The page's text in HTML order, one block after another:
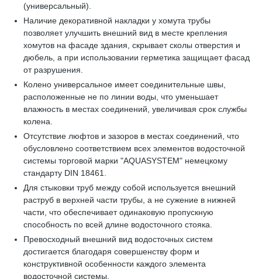
(универсальный).
Наличие декоративной накладки у хомута трубы
позволяет улучшить внешний вид в месте крепления
хомутов на фасаде здания, скрывает сколы отверстия и
дюбель, а при использовании герметика защищает фасад
от разрушения.
Колено универсальное имеет соединительные швы,
расположенные не по линии воды, что уменьшает
влажность в местах соединений, увеличивая срок службы
колена.
Отсутствие люфтов и зазоров в местах соединений, что
обусловлено соответствием всех элементов водосточной
системы торговой марки "AQUASYSTEM" немецкому
стандарту DIN 18461.
Для стыковки труб между собой используется внешний
раструб в верхней части трубы, а не сужение в нижней
части, что обеспечивает одинаковую пропускную
способность по всей длине водосточного стояка.
Превосходный внешний вид водосточных систем
достигается благодаря совершенству форм и
конструктивной особенности каждого элемента
водосточной системы.